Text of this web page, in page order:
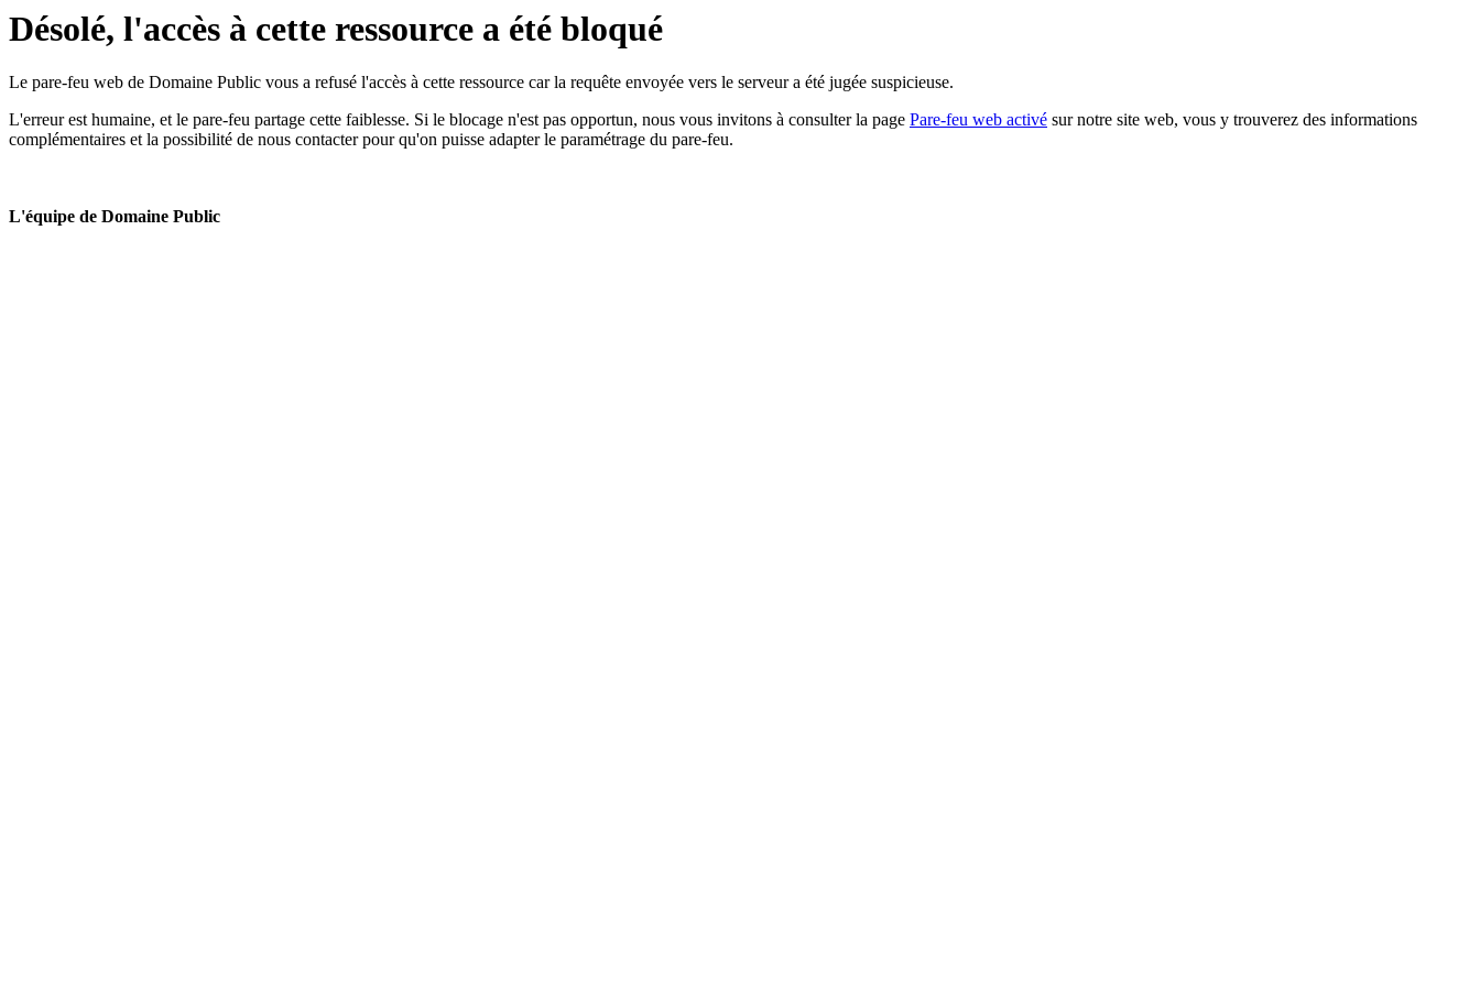
Désolé, l'accès à cette ressource a été bloqué
Le pare-feu web de Domaine Public vous a refusé l'accès à cette ressource car la requête envoyée vers le serveur a été jugée suspicieuse.
L'erreur est humaine, et le pare-feu partage cette faiblesse. Si le blocage n'est pas opportun, nous vous invitons à consulter la page Pare-feu web activé sur notre site web, vous y trouverez des informations
complémentaires et la possibilité de nous contacter pour qu'on puisse adapter le paramétrage du pare-feu.
L'équipe de Domaine Public